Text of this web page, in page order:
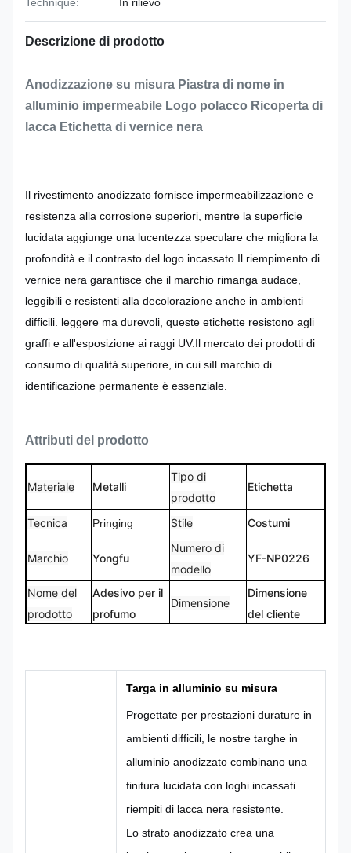
Descrizione di prodotto
Anodizzazione su misura Piastra di nome in
alluminio impermeabile Logo polacco Ricoperta di
lacca Etichetta di vernice nera
Il rivestimento anodizzato fornisce impermeabilizzazione e
resistenza alla corrosione superiori, mentre la superficie
lucidata aggiunge una lucentezza speculare che migliora la
profondità e il contrasto del logo incassato.Il riempimento di
vernice nera garantisce che il marchio rimanga audace,
leggibili e resistenti alla decolorazione anche in ambienti
difficili. leggere ma durevoli, queste etichette resistono agli
graffi e all'esposizione ai raggi UV.Il mercato dei prodotti di
consumo di qualità superiore, in cui siIl marchio di
identificazione permanente è essenziale.
Attributi del prodotto
Materiale Metalli
Tipo di
prodotto
Etichetta
Tecnica Pringing Stile Costumi
Marchio Yongfu
Numero di
modello
YF-NP0226
Nome del
prodotto
Adesivo per il
profumo
Dimensione
Dimensione
del cliente
CMYK,
100% su
misura
Targa in alluminio su misura
Progettate per prestazioni durature in
ambienti difficili, le nostre targhe in
alluminio anodizzato combinano una
finitura lucidata con loghi incassati
riempiti di lacca nera resistente.
Lo strato anodizzato crea una